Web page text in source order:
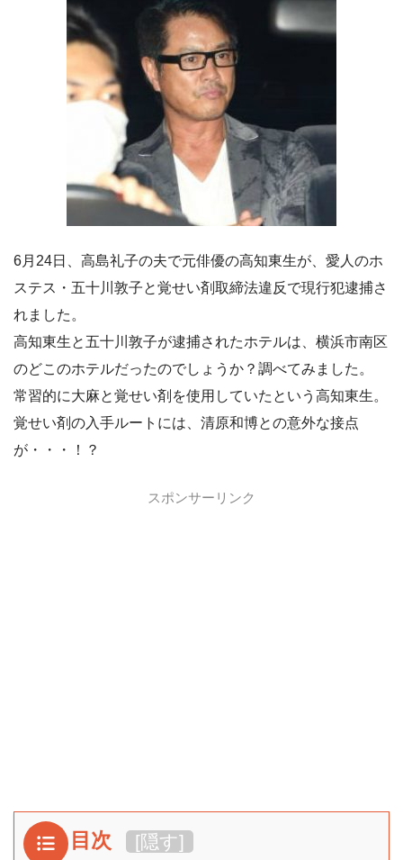
6月24日、高島礼子の夫で元俳優の高知東生が、愛人のホ
ステス・五十川敦子と覚せい剤取締法違反で現行犯逮捕さ
れました。
高知東生と五十川敦子が逮捕されたホテルは、横浜市南区
のどこのホテルだったのでしょうか？調べてみました。
常習的に大麻と覚せい剤を使用していたという高知東生。
覚せい剤の入手ルートには、清原和博との意外な接点
が・・・！？
スポンサーリンク
目次 [隠す]